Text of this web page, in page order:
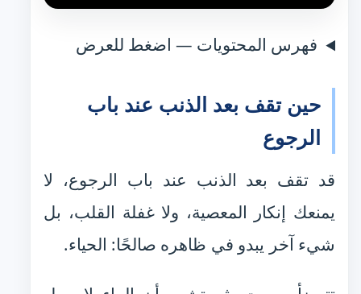
فهرس المحتويات — اضغط للعرض
حين تقف بعد الذنب عند باب
الرجوع
قد تقف بعد الذنب عند باب الرجوع، لا
يمنعك إنكار المعصية، ولا غفلة القلب، بل
شيء آخر يبدو في ظاهره صالحًا: الحياء.